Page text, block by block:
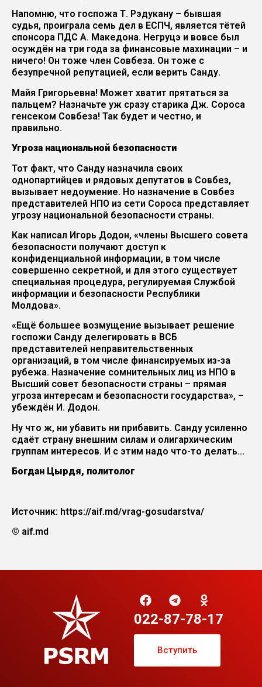
Напомню, что госпожа Т. Рэдукану – бывшая
судья, проиграла семь дел в ЕСПЧ, является тётей
спонсора ПДС А. Македона. Негруцэ и вовсе был
осуждён на три года за финансовые махинации – и
ничего! Он тоже член Совбеза. Он тоже с
безупречной репутацией, если верить Санду.
Майя Григорьевна! Может хватит прятаться за
пальцем? Назначьте уж сразу старика Дж. Сороса
генсеком Cовбеза! Так будет и честно, и
правильно.
Угроза национальной безопасности
Тот факт, что Санду назначила своих
однопартийцев и рядовых депутатов в Совбез,
вызывает недоумение. Но назначение в Совбез
представителей НПО из сети Сороса представляет
угрозу национальной безопасности страны.
Как написал Игорь Додон, «члены Высшего совета
безопасности получают доступ к
конфиденциальной информации, в том числе
совершенно секретной, и для этого существует
специальная процедура, регулируемая Службой
информации и безопасности Республики
Молдова».
«Ещё большее возмущение вызывает решение
госпожи Санду делегировать в ВСБ
представителей неправительственных
организаций, в том числе финансируемых из-за
рубежа. Назначение сомнительных лиц из НПО в
Высший совет безопасности страны – прямая
угроза интересам и безопасности государства», –
убеждён И. Додон.
Ну что ж, ни убавить ни прибавить. Санду усиленно
сдаёт страну внешним силам и олигархическим
группам интересов. И с этим надо что-то делать…
Богдан Цырдя, политолог
Источник: https://aif.md/vrag-gosudarstva/
© aif.md
022-87-78-17
Вступить